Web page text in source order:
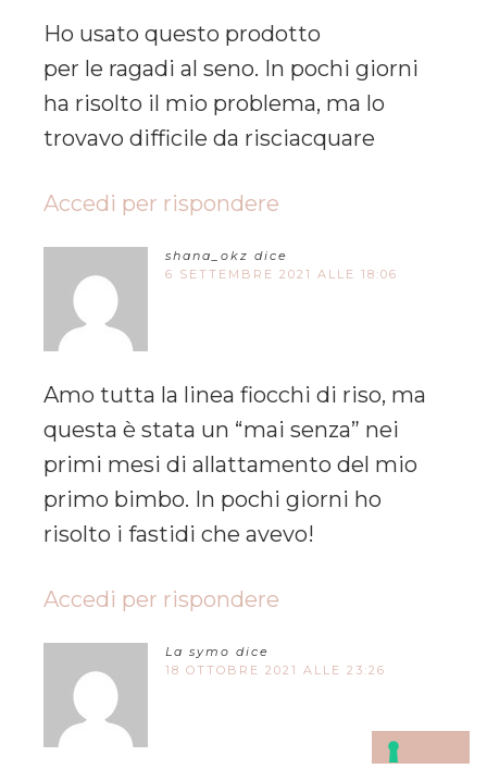
Ho usato questo prodotto
per le ragadi al seno. In pochi giorni
ha risolto il mio problema, ma lo
trovavo difficile da risciacquare
Accedi per rispondere
shana_okz dice
6 SETTEMBRE 2021 ALLE 18:06
Amo tutta la linea fiocchi di riso, ma
questa è stata un “mai senza” nei
primi mesi di allattamento del mio
primo bimbo. In pochi giorni ho
risolto i fastidi che avevo!
Accedi per rispondere
La symo dice
18 OTTOBRE 2021 ALLE 23:26